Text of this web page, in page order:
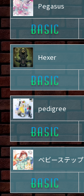
Pegasus
Hexer
pedigree
ベビーステップ